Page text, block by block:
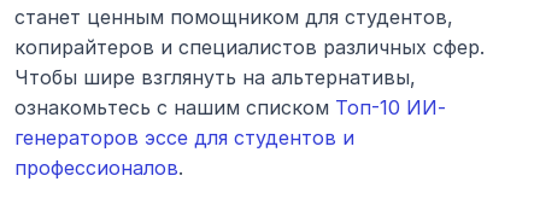
станет ценным помощником для студентов,
копирайтеров и специалистов различных сфер.
Чтобы шире взглянуть на альтернативы,
ознакомьтесь с нашим списком Топ-10 ИИ-
генераторов эссе для студентов и
профессионалов.